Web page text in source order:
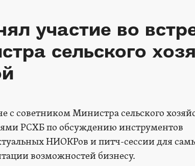
участие во
сельского
с советником Министра сельского
РСХБ по обсуждению инструментов
НИОКРов и питч-сессии для
возможностей бизнесу.